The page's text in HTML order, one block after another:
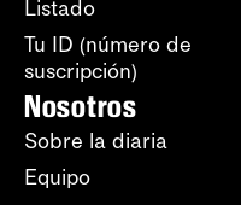
Listado
Tu ID (número de
suscripción)
Nosotros
Sobre la diaria
Equipo